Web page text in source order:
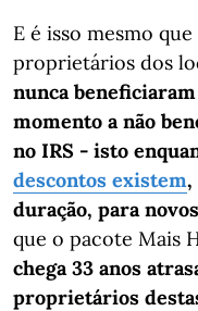
E é isso mesmo que
proprietários dos
nunca
momento a não
no IRS - isto
descontos existem,
duração, para
que o pacote Mais
chega 33 anos
proprietários